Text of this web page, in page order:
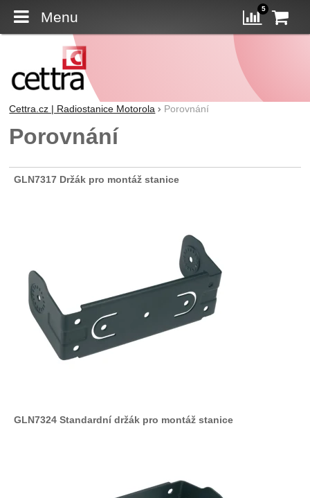
Menu
5
Cettra.cz | Radiostanice Motorola Porovnání
Porovnání